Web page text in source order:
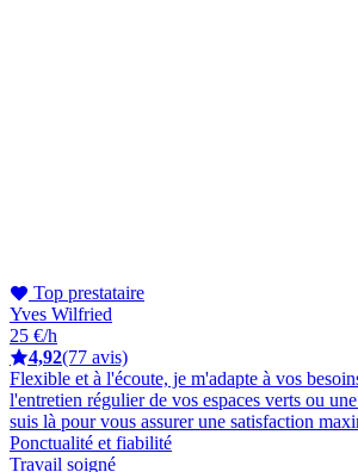
Top prestataire
Yves Wilfried
25 €/h
4,92(77 avis)
Flexible et à l'écoute, je m'adapte à vos
l'entretien régulier de vos espaces verts ou
suis là pour vous assurer une satisfaction
Ponctualité et fiabilité
Travail soigné